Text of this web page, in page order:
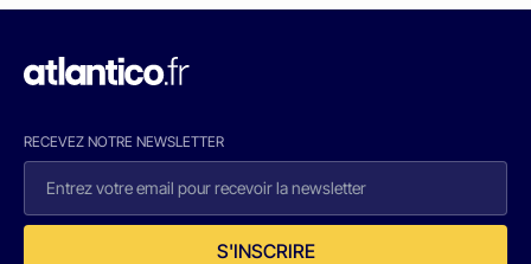
RECEVEZ NOTRE NEWSLETTER
S'INSCRIRE